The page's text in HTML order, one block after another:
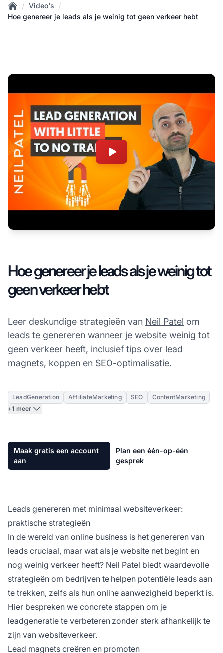
Home
/ Video's /
Hoe genereer je leads als je weinig tot geen verkeer hebt
Hoe genereer je leads als je weinig tot
geen verkeer hebt
Leer deskundige strategieën van Neil Patel om
leads te genereren wanneer je website weinig tot
geen verkeer heeft, inclusief tips over lead
magnets, koppen en SEO-optimalisatie.
LeadGeneration AffiliateMarketing SEO
ContentMarketing
+1 meer
Maak gratis een account
aan
Plan een één-op-één
gesprek
Leads genereren met minimaal websiteverkeer:
praktische strategieën
In de wereld van online business is het genereren van
leads cruciaal, maar wat als je website net begint en
nog weinig verkeer heeft? Neil Patel biedt waardevolle
strategieën om bedrijven te helpen potentiële leads aan
te trekken, zelfs als hun online aanwezigheid beperkt is.
Hier bespreken we concrete stappen om je
leadgeneratie te verbeteren zonder sterk afhankelijk te
zijn van websiteverkeer.
Lead magnets creëren en promoten